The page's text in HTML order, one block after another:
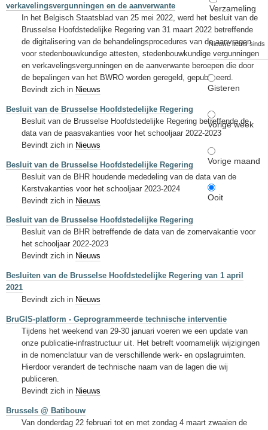
Verzameling
Nieuwe items sinds
Gisteren
Vorige week
Vorige maand
Ooit
verkavelingsvergunningen en de aanverwante
In het Belgisch Staatsblad van 25 mei 2022, werd het besluit van de
Brusselse Hoofdstedelijke Regering van 31 maart 2022 betreffende
de digitalisering van de behandelingsprocedures van de aanvragen
voor stedenbouwkundige attesten, stedenbouwkundige vergunningen
en verkavelingsvergunningen en de aanverwante beroepen die door
de bepalingen van het BWRO worden geregeld, gepubliceerd.
Bevindt zich in Nieuws
Besluit van de Brusselse Hoofdstedelijke Regering
Besluit van de Brusselse Hoofdstedelijke Regering betreffende de
data van de paasvakanties voor het schooljaar 2022-2023
Bevindt zich in Nieuws
Besluit van de Brusselse Hoofdstedelijke Regering
Besluit van de BHR houdende mededeling van de data van de
Kerstvakanties voor het schooljaar 2023-2024
Bevindt zich in Nieuws
Besluit van de Brusselse Hoofdstedelijke Regering
Besluit van de BHR betreffende de data van de zomervakantie voor
het schooljaar 2022-2023
Bevindt zich in Nieuws
Besluiten van de Brusselse Hoofdstedelijke Regering van 1 april
2021
Bevindt zich in Nieuws
BruGIS-platform - Geprogrammeerde technische interventie
Tijdens het weekend van 29-30 januari voeren we een update van
onze publicatie-infrastructuur uit. Het betreft voornamelijk wijzigingen
in de nomenclatuur van de verschillende werk- en opslagruimten.
Hierdoor verandert de technische naam van de lagen die wij
publiceren.
Bevindt zich in Nieuws
Brussels @ Batibouw
Van donderdag 22 februari tot en met zondag 4 maart zwaaien de